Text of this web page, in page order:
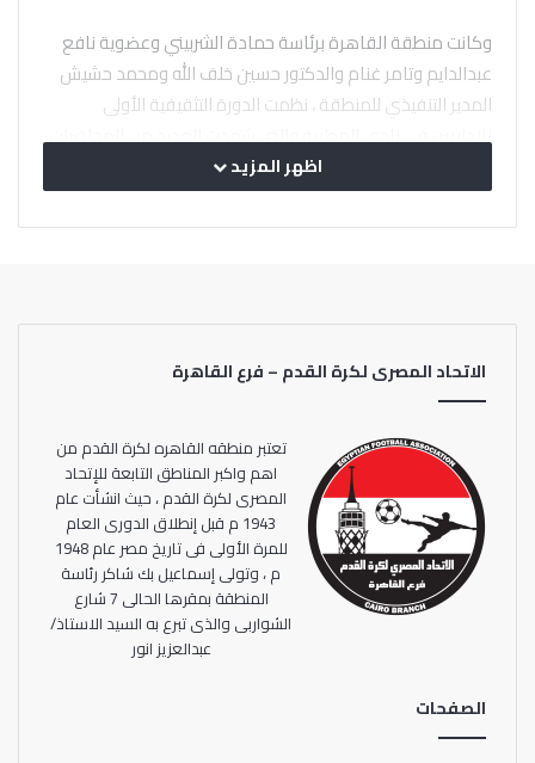
وكانت منطقة القاهرة برئاسة حمادة الشربيني وعضوية نافع
عبدالدايم وتامر غنام والدكتور حسين خلف الله ومحمد حشيش
المدير التنفيذي للمنطقة ، نظمت الدورة التثقيفية الأولى
للاداريين فى نادي المطرية والتي شهدت العديد من المحاضرات
المميزة والتي حاضر بها عبدالناصر محمد مدير الكرة بنادي إنبي
وأيمن حسان مدير إدارة المسابقات بمنطقة القاهرة وإيهاب
توفيق مدير إدارة شئون اللاعبين بالمنطقة والكابتن علي
وشهدت الدورة حضور محمود موافى رئيس اللجنة الفنية
عفيفى وعلى محروس و عبد الله عبد الغنى وعصام سيف و
جمال عبد الناصر وسامي رفاعي وعاطف عطية ومحمد طه
مقرر اللجنة.
اظهر المزيد
الاتحاد المصرى لكرة القدم – فرع القاهرة
تعتبر منطقه القاهره لكرة القدم من
اهم واكبر المناطق التابعة للإتحاد
المصرى لكرة القدم ، حيث انشأت عام
1943 م قبل إنطلاق الدورى العام
للمرة الأولى فى تاريخ مصر عام 1948
م ، وتولى إسماعيل بك شاكر رئاسة
المنطقة بمقرها الحالى 7 شارع
الشواربى والذى تبرع به السيد الاستاذ/
عبدالعزيز انور
الصفحات